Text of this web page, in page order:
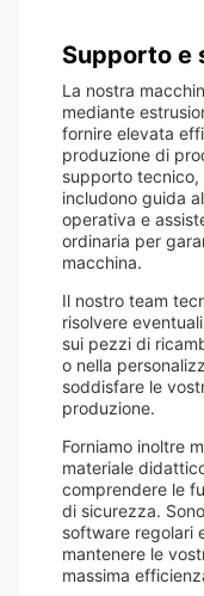
Supporto e
La nostra
mediante
fornire elevata
produzione di
supporto
includono guida
operativa e
ordinaria per
macchina.
Il nostro team
risolvere
sui pezzi di
o nella
soddisfare le
produzione.
Forniamo inoltre
materiale
comprendere le
di sicurezza.
software regolari
mantenere le
massima